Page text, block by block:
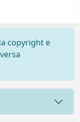
copyright e